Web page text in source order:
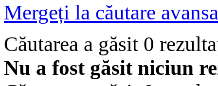
Mergeți la căutare
Căutarea a găsit 0
Nu a fost găsit niciun